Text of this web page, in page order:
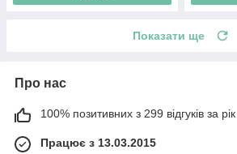
Показати ще
Про нас
100% позитивних з 299 відгуків за рік
Працює з 13.03.2015